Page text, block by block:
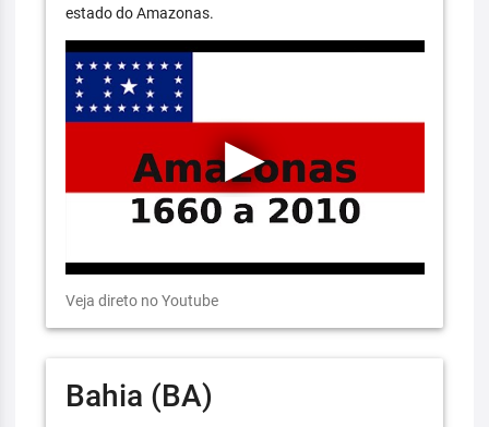
estado do Amazonas.
Veja direto no Youtube
Bahia (BA)